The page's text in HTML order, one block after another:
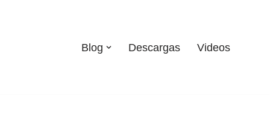
Blog Descargas Videos